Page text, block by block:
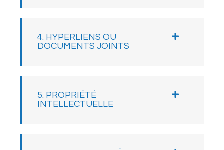
4. HYPERLIENS OU
DOCUMENTS JOINTS
5. PROPRIÉTÉ
INTELLECTUELLE